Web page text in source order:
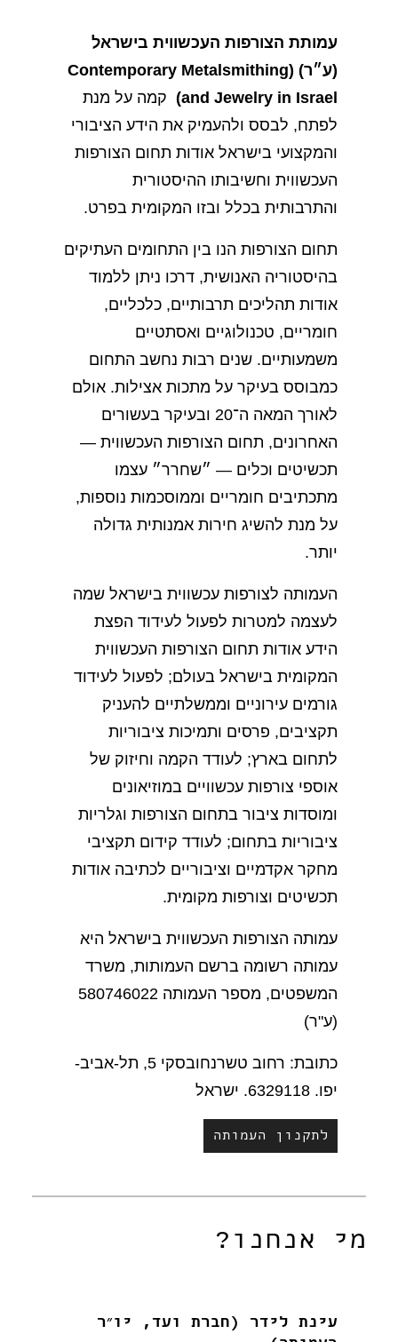
עמותת הצורפות העכשווית בישראל
(ע״ר) (Contemporary Metalsmithing
and Jewelry in Israel)
קמה על מנת
לפתח, לבסס ולהעמיק את הידע הציבורי
והמקצועי בישראל אודות תחום הצורפות
העכשווית וחשיבותו ההיסטורית
והתרבותית בכלל ובזו המקומית בפרט.
תחום הצורפות הנו בין התחומים העתיקים
בהיסטוריה האנושית, דרכו ניתן ללמוד
אודות תהליכים תרבותיים, כלכליים,
חומריים, טכנולוגיים ואסתטיים
משמעותיים. שנים רבות נחשב התחום
כמבוסס בעיקר על מתכות אצילות. אולם
לאורך המאה ה־20 ובעיקר בעשורים
האחרונים, תחום הצורפות העכשווית —
תכשיטים וכלים — ״שחרר״ עצמו
מתכתיבים חומריים וממוסכמות נוספות,
על מנת להשיג חירות אמנותית גדולה
יותר.
העמותה לצורפות עכשווית בישראל שמה
לעצמה למטרות לפעול לעידוד הפצת
הידע אודות תחום הצורפות העכשווית
המקומית בישראל בעולם; לפעול לעידוד
גורמים עירוניים וממשלתיים להעניק
תקציבים, פרסים ותמיכות ציבוריות
לתחום בארץ; לעודד הקמה וחיזוק של
אוספי צורפות עכשוויים במוזיאונים
ומוסדות ציבור בתחום הצורפות וגלריות
ציבוריות בתחום; לעודד קידום תקציבי
מחקר אקדמיים וציבוריים לכתיבה אודות
תכשיטים וצורפות מקומית.
עמותה הצורפות העכשווית בישראל היא
עמותה רשומה ברשם העמותות, משרד
המשפטים, מספר העמותה 580746022
(ע"ר)
כתובת: רחוב טשרנחובסקי 5, תל-אביב-
יפו. 6329118. ישראל
לתקנון העמותה
מי אנחנו?
עינת לידר (חברת ועד, יו״ר